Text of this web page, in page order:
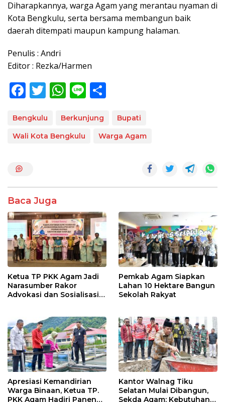
Diharapkannya, warga Agam yang merantau nyaman di
Kota Bengkulu, serta bersama membangun baik
daerah ditempati maupun kampung halaman.
Penulis : Andri
Editor : Rezka/Harmen
F
e
b
k
T
itt
er
W
at
s
p
Li
e ar
e
Bengkulu Berkunjung
Bupati
Wali Kota Bengkulu
Warga Agam
Baca Juga
Ketua TP PKK Agam Jadi
Narasumber Rakor
Advokasi dan Sosialisasi
Pemkab Agam Siapkan
Lahan 10 Hektare Bangun
Sekolah Rakyat
Apresiasi Kemandirian
Warga Binaan, Ketua TP.
PKK Agam Hadiri Panen
Kantor Walnag Tiku
Selatan Mulai Dibangun,
Sekda Agam: Kebutuhan